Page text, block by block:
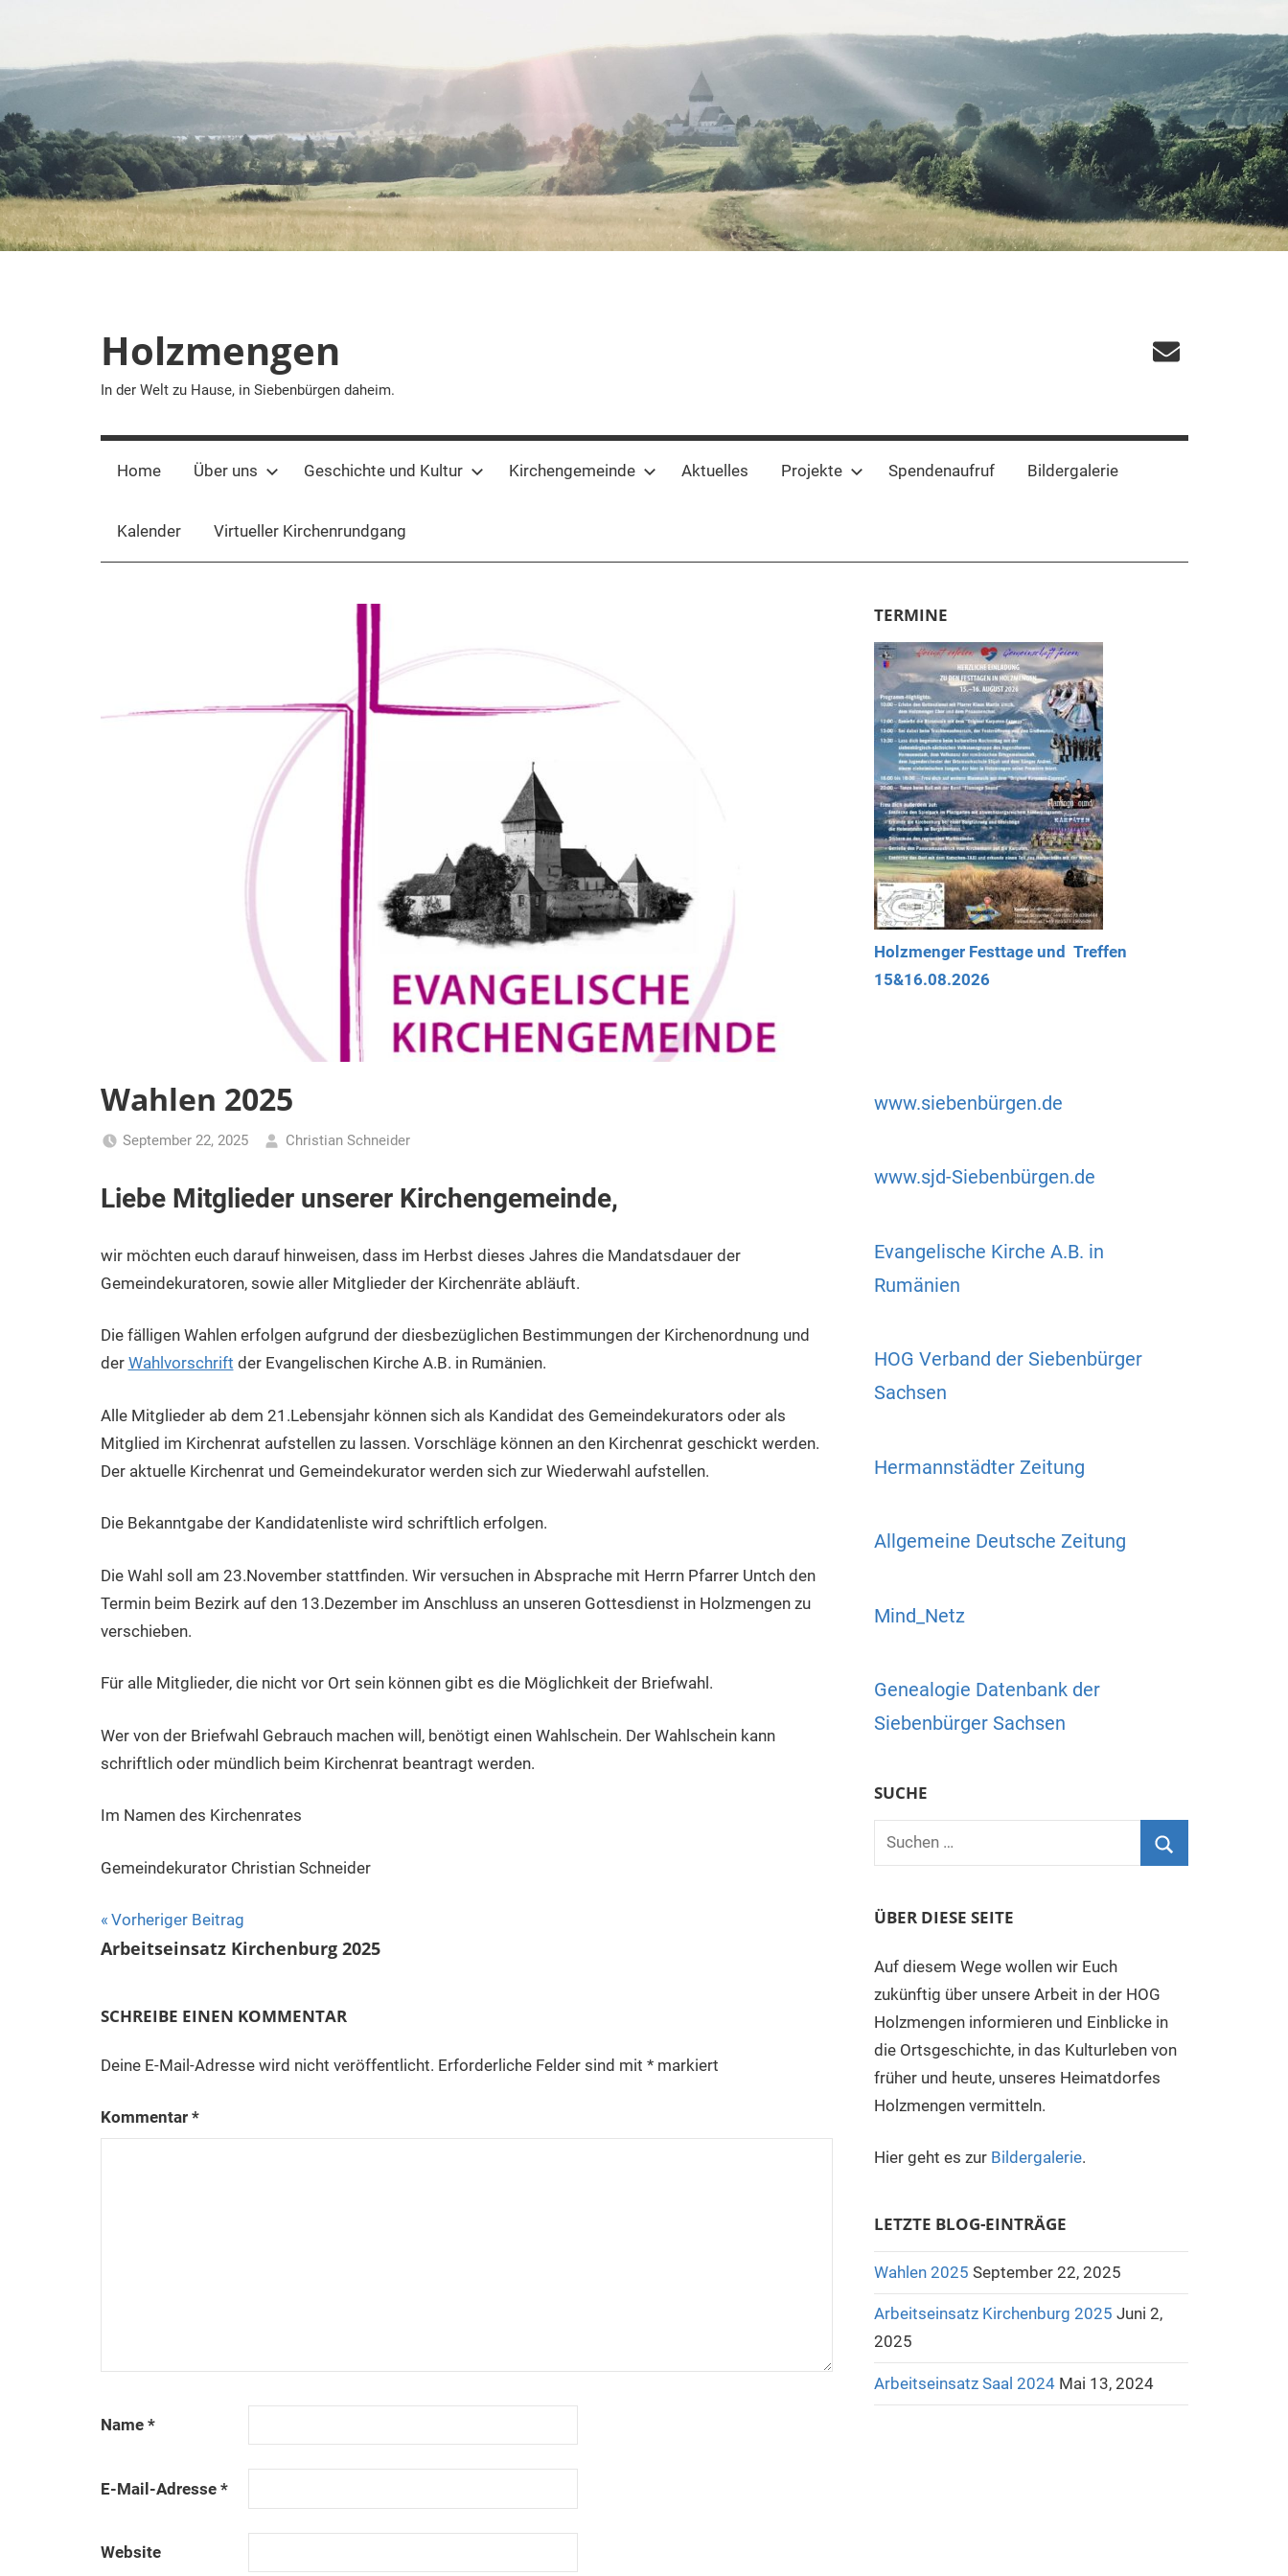
springen
Holzmengen
In der Welt zu Hause, in Siebenbürgen daheim.
Email
Home Über uns Geschichte und Kultur Kirchengemeinde Aktuelles Projekte Spendenaufruf Bildergalerie
Kalender Virtueller Kirchenrundgang
Wahlen 2025
September 22, 2025
Christian Schneider
Liebe Mitglieder unserer Kirchengemeinde,
wir möchten euch darauf hinweisen, dass im Herbst dieses Jahres die Mandatsdauer der
Gemeindekuratoren, sowie aller Mitglieder der Kirchenräte abläuft.
Die fälligen Wahlen erfolgen aufgrund der diesbezüglichen Bestimmungen der Kirchenordnung und
der Wahlvorschrift der Evangelischen Kirche A.B. in Rumänien.
Alle Mitglieder ab dem 21.Lebensjahr können sich als Kandidat des Gemeindekurators oder als
Mitglied im Kirchenrat aufstellen zu lassen. Vorschläge können an den Kirchenrat geschickt werden.
Der aktuelle Kirchenrat und Gemeindekurator werden sich zur Wiederwahl aufstellen.
Die Bekanntgabe der Kandidatenliste wird schriftlich erfolgen.
Die Wahl soll am 23.November stattfinden. Wir versuchen in Absprache mit Herrn Pfarrer Untch den
Termin beim Bezirk auf den 13.Dezember im Anschluss an unseren Gottesdienst in Holzmengen zu
verschieben.
Für alle Mitglieder, die nicht vor Ort sein können gibt es die Möglichkeit der Briefwahl.
Wer von der Briefwahl Gebrauch machen will, benötigt einen Wahlschein. Der Wahlschein kann
schriftlich oder mündlich beim Kirchenrat beantragt werden.
Im Namen des Kirchenrates
Gemeindekurator Christian Schneider
Beitragsnavigation
Vorheriger Beitrag
Arbeitseinsatz Kirchenburg 2025
SCHREIBE EINEN KOMMENTAR
Deine E-Mail-Adresse wird nicht veröffentlicht. Erforderliche Felder sind mit *markiert
Kommentar *
Name *
E-Mail-Adresse *
Website
TERMINE
Holzmenger Festtage und Treffen
15&16.08.2026
www.siebenbürgen.de
www.sjd-Siebenbürgen.de
Evangelische Kirche A.B. in
Rumänien
HOG Verband der Siebenbürger
Sachsen
Hermannstädter Zeitung
Allgemeine Deutsche Zeitung
Mind_Netz
Genealogie Datenbank der
Siebenbürger Sachsen
SUCHE
Suchen
ÜBER DIESE SEITE
Auf diesem Wege wollen wir Euch
zukünftig über unsere Arbeit in der HOG
Holzmengen informieren und Einblicke in
die Ortsgeschichte, in das Kulturleben von
früher und heute, unseres Heimatdorfes
Holzmengen vermitteln.
Hier geht es zur Bildergalerie.
LETZTE BLOG-EINTRÄGE
Wahlen 2025 September 22, 2025
Arbeitseinsatz Kirchenburg 2025 Juni 2,
2025
Arbeitseinsatz Saal 2024 Mai 13, 2024